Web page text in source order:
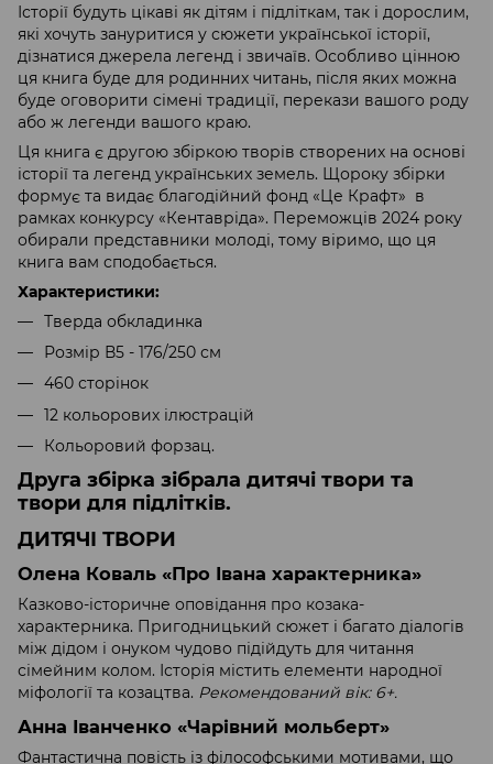
Історії будуть цікаві як дітям і підліткам, так і дорослим,
які хочуть зануритися у сюжети української історії,
дізнатися джерела легенд і звичаїв. Особливо цінною
ця книга буде для родинних читань, після яких можна
буде оговорити сімені традиції, перекази вашого роду
або ж легенди вашого краю.
Ця книга є другою збіркою творів створених на основі
історії та легенд українських земель. Щороку збірки
формує та видає благодійний фонд «Це Крафт» в
рамках конкурсу «Кентавріда». Переможців 2024 року
обирали представники молоді, тому віримо, що ця
книга вам сподобається.
Характеристики:
Тверда обкладинка
Розмір В5 - 176/250 см
460 сторінок
12 кольорових ілюстрацій
Кольоровий форзац.
Друга збірка зібрала дитячі твори та
твори для підлітків.
ДИТЯЧІ ТВОРИ
Олена Коваль «Про Івана характерника»
Казково-історичне оповідання про козака-
характерника. Пригодницький сюжет і багато діалогів
між дідом і онуком чудово підійдуть для читання
сімейним колом. Історія містить елементи народної
міфології та козацтва. Рекомендований вік: 6+.
Анна Іванченко «Чарівний мольберт»
Фантастична повість із філософськими мотивами, що